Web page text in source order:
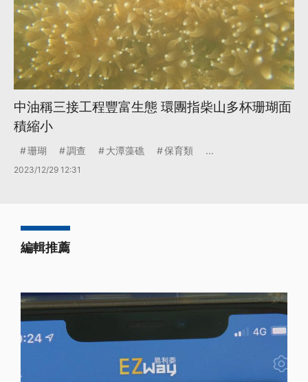
中油稱三接工程豐富生態 環團指柴山多杯珊瑚面
積縮小
珊瑚 調查 大潭藻礁 保育類 ...
2023/12/29 12:31
編輯推薦